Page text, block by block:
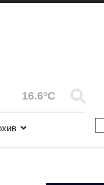
16.6°C